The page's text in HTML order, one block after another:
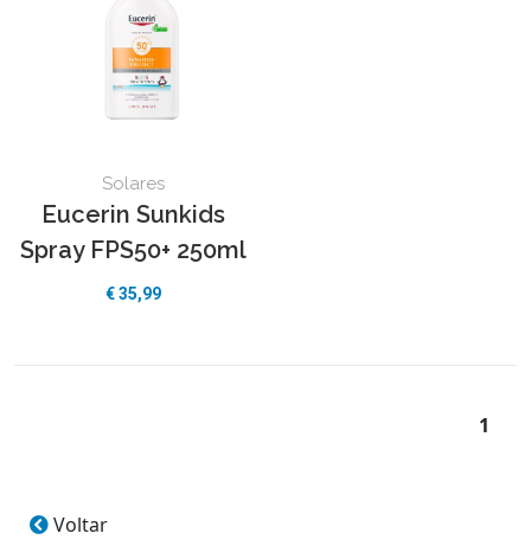
Solares
Eucerin Sunkids
Spray FPS50+ 250ml
€ 35,99
1
Voltar